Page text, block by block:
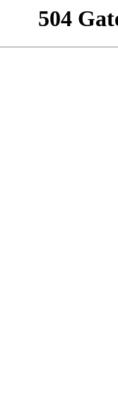
504